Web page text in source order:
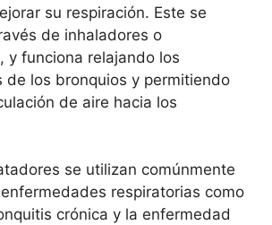
su respiración. Este se
de inhaladores o
y funciona relajando los
de los bronquios y permitiendo
de aire hacia los
se utilizan comúnmente
respiratorias como
crónica y la enfermedad